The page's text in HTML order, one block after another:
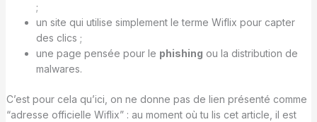
;
un site qui utilise simplement le terme Wiflix pour capter
des clics ;
une page pensée pour le phishing ou la distribution de
malwares.
C’est pour cela qu’ici, on ne donne pas de lien présenté comme
“adresse officielle Wiflix” : au moment où tu lis cet article, il est